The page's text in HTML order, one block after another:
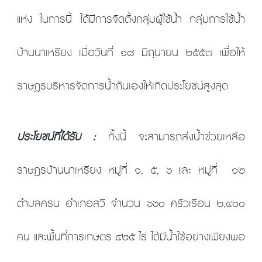
แห่ง ในการนี้ ได้มีการจัดตั้งกลุ่มผู้ใช้น้ำ กลุ่มการใช้น้ำ
บ้านนาเหรียง เมื่อวันที่ ๑๘ มิถุนายน ๒๕๕๓ เพื่อให้
ราษฎรบริหารจัดการน้ำกันเองให้เกิดประโยชน์สูงสุด
ประโยชน์ที่ได้รับ :ทั้งนี้ จะสามารถส่งน้ำช่วยเหลือ
ราษฎรบ้านนาเหรียง หมู่ที่ ๑, ๕, ๖ และ หมู่ที่ ๑๒
ตำบลครน อำเภอสวี จำนวน ๖๖๐ ครัวเรือน ๒,๔๐๐
คน และพื้นที่การเกษตร ๔๒๕ ไร่ ได้มีน้ำใช้อย่างเพียงพอ